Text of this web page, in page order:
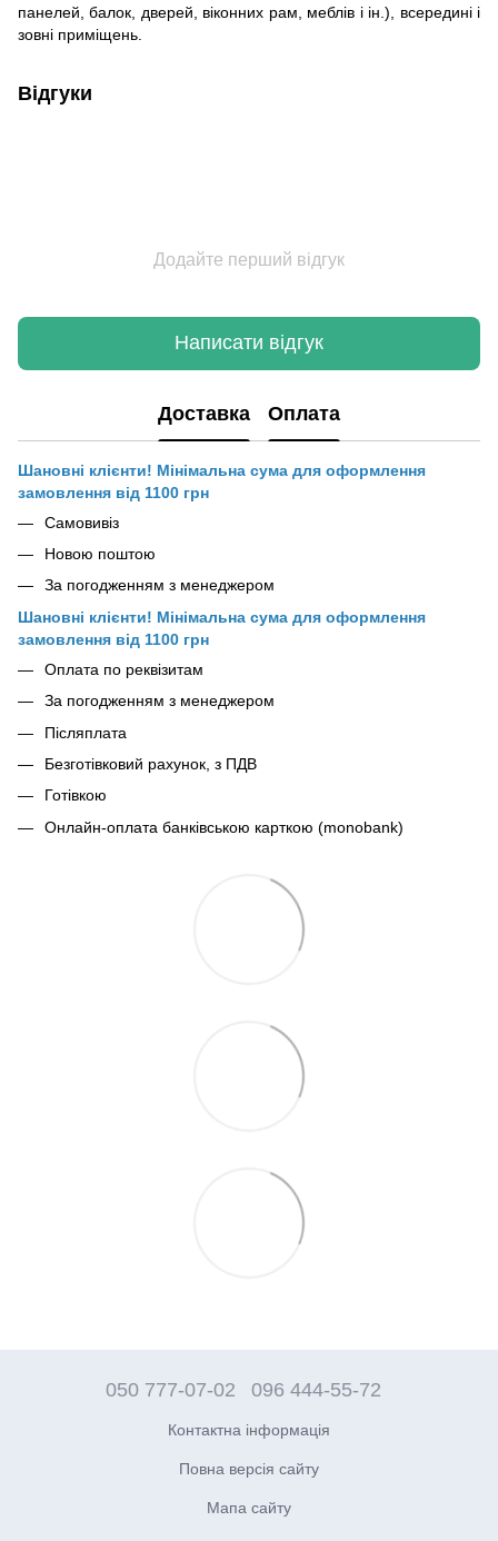
панелей, балок, дверей, віконних рам, меблів і ін.), всередині і
зовні приміщень.
Відгуки
Додайте перший відгук
Написати відгук
Доставка Оплата
Шановні клієнти! Мінімальна сума для оформлення
замовлення від 1100 грн
Самовивіз
Новою поштою
За погодженням з менеджером
Шановні клієнти! Мінімальна сума для оформлення
замовлення від 1100 грн
Оплата по реквізитам
За погодженням з менеджером
Післяплата
Безготівковий рахунок, з ПДВ
Готівкою
Онлайн-оплата банківською карткою (monobank)
050 777-07-02 096 444-55-72
Контактна інформація
Повна версія сайту
Мапа сайту